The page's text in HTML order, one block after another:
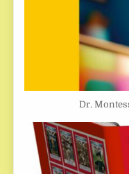
Dr.